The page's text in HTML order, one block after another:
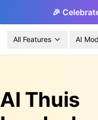
🎉
All Features AI
AI Thuis